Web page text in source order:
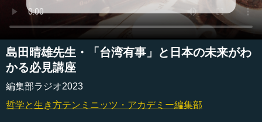
島田晴雄先生・「台湾有事」と日本の未来がわ
かる必見講座
編集部ラジオ2023
哲学と生き方テンミニッツ・アカデミー編集部